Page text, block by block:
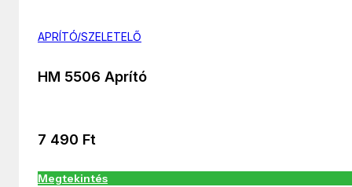
APRÍTÓ/SZELETELŐ
HM 5506 Aprító
7 490 Ft
Megtekintés